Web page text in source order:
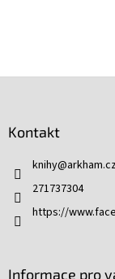
Kontakt
knihy@
271737304
https://
Informace pro